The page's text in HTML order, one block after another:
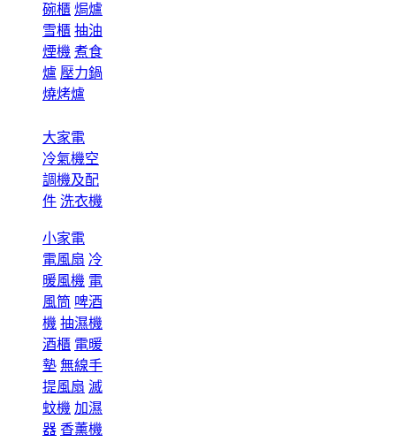
碗櫃 焗爐
雪櫃 抽油
煙機 煮食
爐 壓力鍋
燒烤爐
大家電
冷氣機空
調機及配
件 洗衣機
小家電
電風扇 冷
暖風機 電
風筒 啤酒
機 抽濕機
酒櫃 電暖
墊 無線手
提風扇 滅
蚊機 加濕
器 香薰機